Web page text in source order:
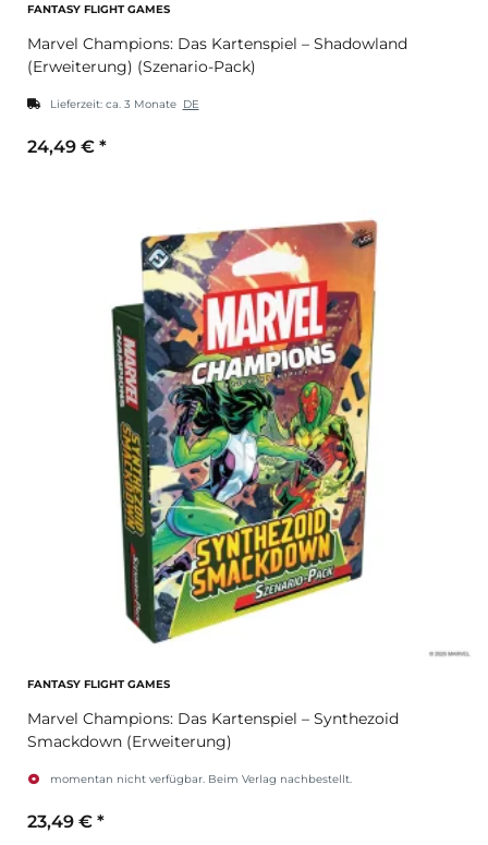
FANTASY FLIGHT GAMES
Marvel Champions: Das Kartenspiel – Shadowland
(Erweiterung) (Szenario-Pack)
Lieferzeit: ca. 3 Monate DE
24,49 € *
FANTASY FLIGHT GAMES
Marvel Champions: Das Kartenspiel – Synthezoid
Smackdown (Erweiterung)
momentan nicht verfügbar. Beim Verlag nachbestellt.
23,49 € *